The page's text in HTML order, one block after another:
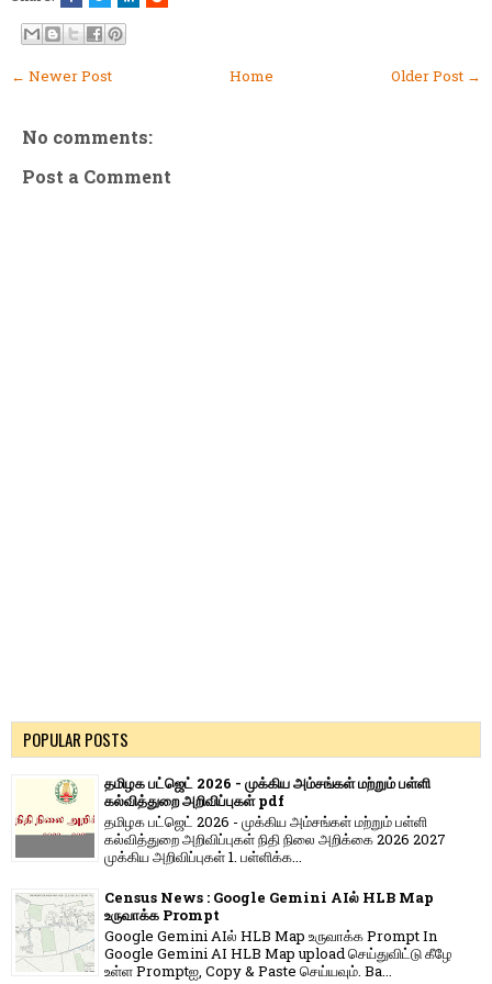
← Newer Post Older Post →
Home
No comments:
Post a Comment
POPULAR POSTS
தமிழக பட்ஜெட் 2026 - முக்கிய அம்சங்கள் மற்றும் பள்ளி
கல்வித்துறை அறிவிப்புகள் pdf
தமிழக பட்ஜெட் 2026 - முக்கிய அம்சங்கள் மற்றும் பள்ளி
கல்வித்துறை அறிவிப்புகள் நிதி நிலை அறிக்கை 2026 2027
முக்கிய அறிவிப்புகள் 1. பள்ளிக்க...
Census News : Google Gemini AIல் HLB Map
உருவாக்க Prompt
Google Gemini AIல் HLB Map உருவாக்க Prompt In
Google Gemini AI HLB Map upload செய்துவிட்டு கீழே
உள்ள Promptஐ, Copy & Paste செய்யவும். Ba...